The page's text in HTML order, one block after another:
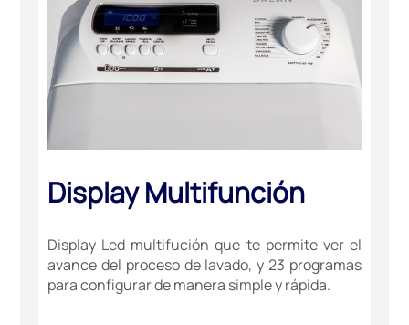
Display Multifunción
Display Led multifución que te permite ver el
avance del proceso de lavado, y 23 programas
para configurar de manera simple y rápida.